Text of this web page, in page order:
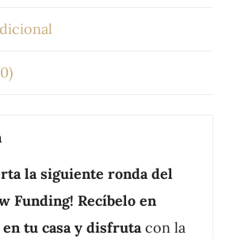
la siguiente ronda del
Funding! Recíbelo en
tu casa y disfrutacon la